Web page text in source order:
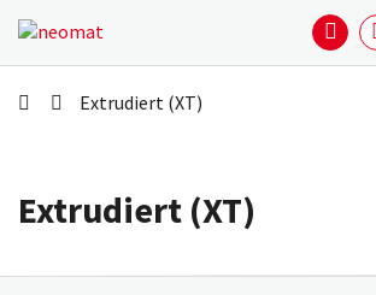
Extrudiert (XT)
Extrudiert (XT)